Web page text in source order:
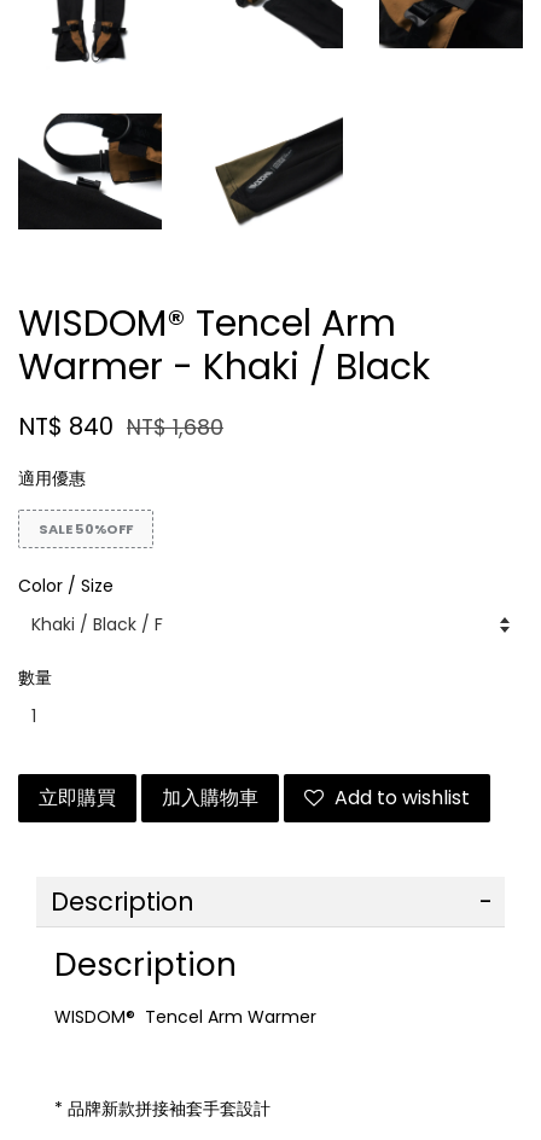
WISDOM® Tencel Arm
Warmer - Khaki / Black
NT$ 840 NT$ 1,680
適用優惠
SALE 50%OFF
Color / Size
數量
立即購買 加入購物車 Add to wishlist
Description
Description
WISDOM® Tencel Arm Warmer
* 品牌新款拼接袖套手套設計